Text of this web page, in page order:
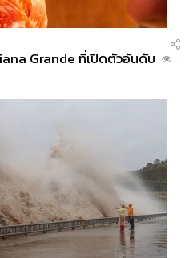
Grande ที่เปิดตัวอันดับ
...